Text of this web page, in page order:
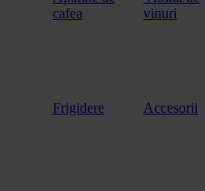
cafea
vinuri
Frigidere Accesorii